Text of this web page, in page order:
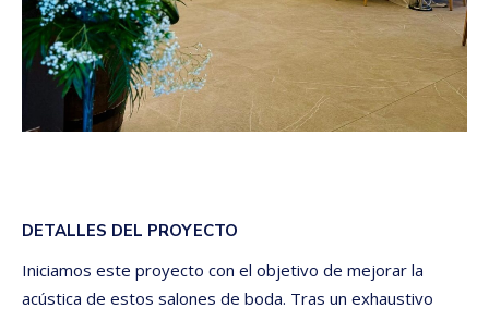
DETALLES DEL PROYECTO
Iniciamos este proyecto con el objetivo de mejorar la
acústica de estos salones de boda. Tras un exhaustivo